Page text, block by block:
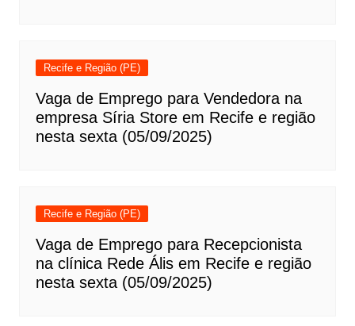
Recife e Região (PE)
Vaga de Emprego para Vendedora na
empresa Síria Store em Recife e região
nesta sexta (05/09/2025)
Recife e Região (PE)
Vaga de Emprego para Recepcionista
na clínica Rede Ális em Recife e região
nesta sexta (05/09/2025)